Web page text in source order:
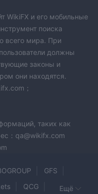
WikiFX и его мобильные
поиска
всего мира. При
должны
законы и
они находятся.
；
таких как
：qa@wikifx.com
GFS
QCG Ещё